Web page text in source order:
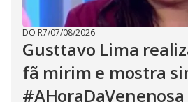
DO R7/07/08/2026
Gusttavo Lima
fã mirim e mostra